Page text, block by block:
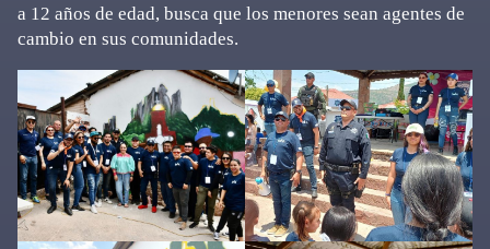
a 12 años de edad, busca que los menores sean agentes de
cambio en sus comunidades.